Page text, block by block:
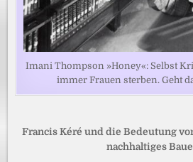
Imani Thompson »Honey«: Selbst
immer Frauen sterben. Geht
Beitragsnavigation
Francis Kéré und die Bedeutung
nachhaltiges